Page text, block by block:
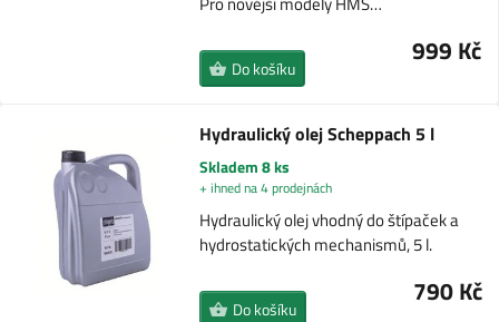
999 Kč
Do košíku
Hydraulický olej Scheppach 5 l
Skladem 8 ks
+ ihned na 4 prodejnách
Hydraulický olej vhodný do štípaček a
hydrostatických mechanismů, 5 l.
790 Kč
Do košíku